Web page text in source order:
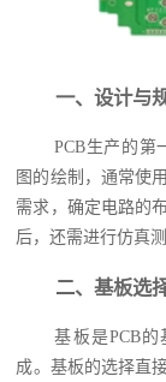
一、设计与
PCB生产的第
图的绘制，通常使
需求，确定电路的
后，还需进行仿真
二、基板选
基板是PCB
成。基板的选择直